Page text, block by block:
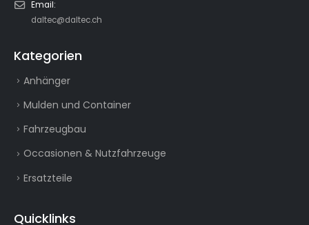
Email:
daltec@daltec.ch
Kategorien
Anhänger
Mulden und Container
Fahrzeugbau
Occasionen & Nutzfahrzeuge
Ersatzteile
Quicklinks